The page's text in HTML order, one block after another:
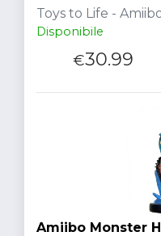
Toys to Life -
Disponibile
€30.99
Amiibo Monster